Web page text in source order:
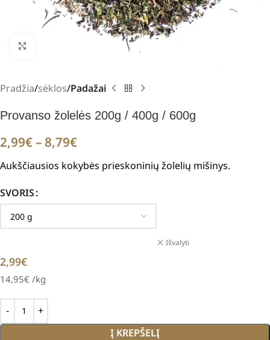
Pradžia sėklos Padažai
Provanso žolelės 200g / 400g / 600g
2,99€–8,79€
Aukščiausios kokybės prieskoninių žolelių mišinys.
SVORIS
Išvalyti
2,99€
14,95€ /kg
Į KREPŠELĮ